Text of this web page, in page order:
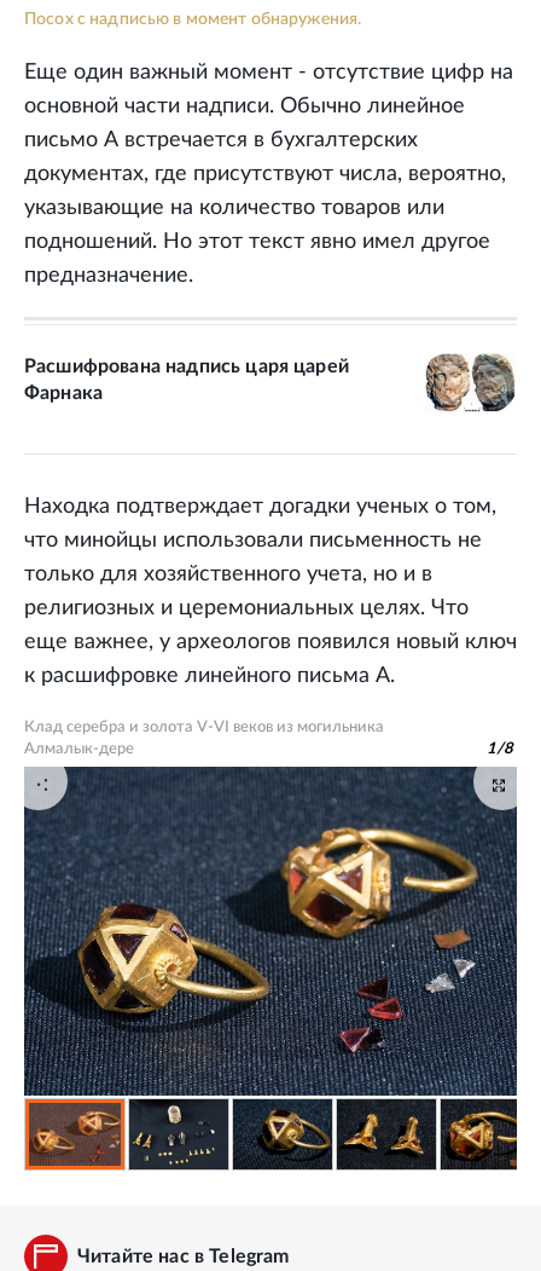
Посох с надписью в момент обнаружения.
Еще один важный момент - отсутствие цифр на
основной части надписи. Обычно линейное
письмо А встречается в бухгалтерских
документах, где присутствуют числа, вероятно,
указывающие на количество товаров или
подношений. Но этот текст явно имел другое
предназначение.
Расшифрована надпись царя царей
Фарнака
Находка подтверждает догадки ученых о том,
что минойцы использовали письменность не
только для хозяйственного учета, но и в
религиозных и церемониальных целях. Что
еще важнее, у археологов появился новый ключ
к расшифровке линейного письма А.
Клад серебра и золота V-VI веков из могильника
Алмалык-дере
1/8
Читайте нас в Telegram